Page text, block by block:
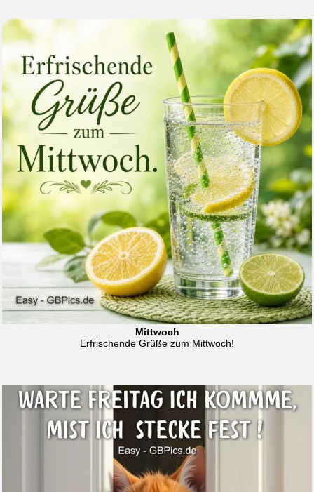
Mittwoch
Erfrischende Grüße zum Mittwoch!